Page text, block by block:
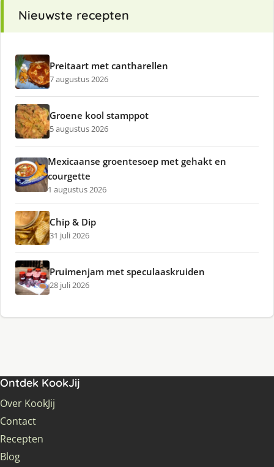
Nieuwste recepten
Preitaart met cantharellen
7 augustus 2026
Groene kool stamppot
5 augustus 2026
Mexicaanse groentesoep met gehakt en
courgette
1 augustus 2026
Chip & Dip
31 juli 2026
Pruimenjam met speculaaskruiden
28 juli 2026
Ontdek KookJij
Over KookJij
Contact
Recepten
Blog